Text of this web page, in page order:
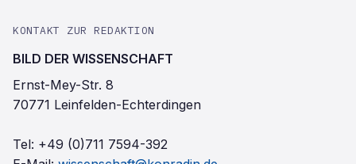
KONTAKT ZUR REDAKTION
BILD DER WISSENSCHAFT
Ernst-Mey-Str. 8
70771 Leinfelden-Echterdingen
Tel: +49 (0)711 7594-392